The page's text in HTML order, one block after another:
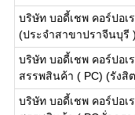
บริษัท บอดี้เชพ คอร์ปอเ
(ประจำสาขาปราจีนบุรี )
บริษัท บอดี้เชพ คอร์ปอเ
สรรพสินค้า ( PC) (รังสิ
บริษัท บอดี้เชพ คอร์ปอเ